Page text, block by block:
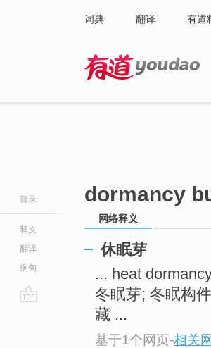
词典 翻译 有道
目录
释义
翻译
例句
dormancy
网络释义
休眠芽
... heat
冬眠芽; 冬眠构
藏 ...
基于1个网页-相关